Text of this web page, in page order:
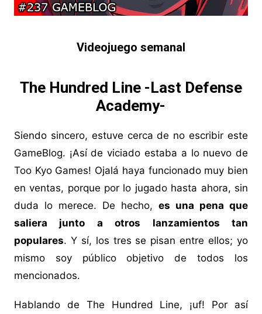
Videojuego semanal
The Hundred Line -Last Defense
Academy-
Siendo sincero, estuve cerca de no escribir este
GameBlog. ¡Así de viciado estaba a lo nuevo de
Too Kyo Games! Ojalá haya funcionado muy bien
en ventas, porque por lo jugado hasta ahora, sin
duda lo merece. De hecho,es una pena que
saliera junto a otros lanzamientos tan
populares. Y sí, los tres se pisan entre ellos; yo
mismo soy público objetivo de todos los
mencionados.
Hablando de The Hundred Line, ¡uf! Por así